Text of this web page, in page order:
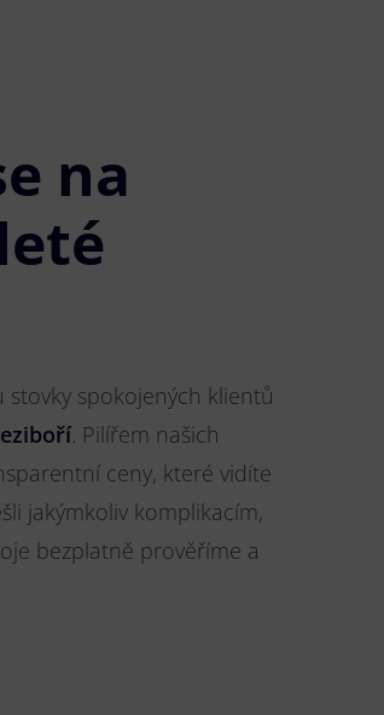
na
stovky spokojených klientů
. Pilířem našich
ceny, které vidíte
jakýmkoliv komplikacím,
bezplatně prověříme a